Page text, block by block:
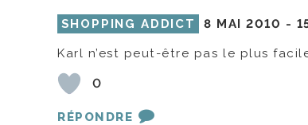
SHOPPING ADDICT 8 MAI 2010 -
Karl n’est peut-être pas le plus
0
RÉPONDRE